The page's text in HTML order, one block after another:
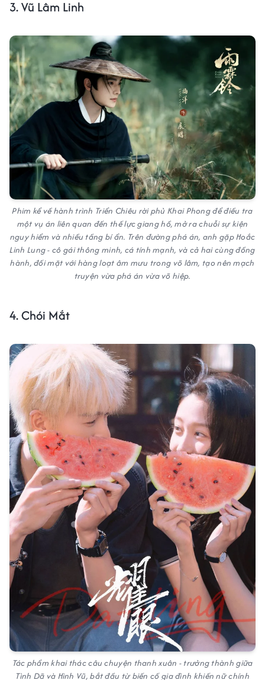
3. Vũ Lâm Linh
Phim kể về hành trình Triển Chiêu rời phủ Khai Phong để điều tra
một vụ án liên quan đến thế lực giang hồ, mở ra chuỗi sự kiện
nguy hiểm và nhiều tầng bí ẩn. Trên đường phá án, anh gặp Hoắc
Linh Lung - cô gái thông minh, cá tính mạnh, và cả hai cùng đồng
hành, đối mặt với hàng loạt âm mưu trong võ lâm, tạo nên mạch
truyện vừa phá án vừa võ hiệp.
4. Chói Mắt
Tác phẩm khai thác câu chuyện thanh xuân - trưởng thành giữa
Tình Dã và Hình Vũ, bắt đầu từ biến cố gia đình khiến nữ chính